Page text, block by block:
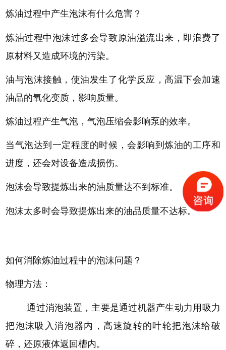
炼油过程中产生泡沫有什么危害？
炼油过程中泡沫过多会导致原油溢流出来，即浪费了
原材料又造成环境的污染。
油与泡沫接触，使油发生了化学反应，高温下会加速
油品的氧化变质，影响质量。
炼油过程产生气泡，气泡压缩会影响泵的效率。
当气泡达到一定程度的时候，会影响到炼油的工序和
进度，还会对设备造成损伤。
泡沫会导致提炼出来的油质量达不到标准。
泡沫太多时会导致提炼出来的油品质量不达标。
如何消除炼油过程中的泡沫问题？
物理方法：
通过消泡装置，主要是通过机器产生动力用吸力
把泡沫吸入消泡器内，高速旋转的叶轮把泡沫给破
碎，还原液体返回槽内。